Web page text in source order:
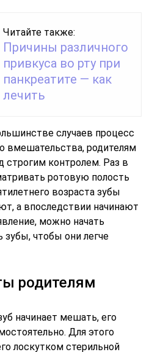
Читайте также:
Причины различного
привкуса во рту при
панкреатите — как
лечить
случаев процесс
вмешательства, родителям
строгим контролем. Раз в
ротовую полость
возраста зубы
а впоследствии начинают
можно начать
чтобы они легче
родителям
начинает мешать, его
Для этого
лоскутком стерильной